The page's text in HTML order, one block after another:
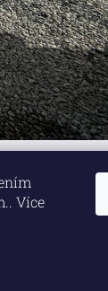
X-VISION
Více